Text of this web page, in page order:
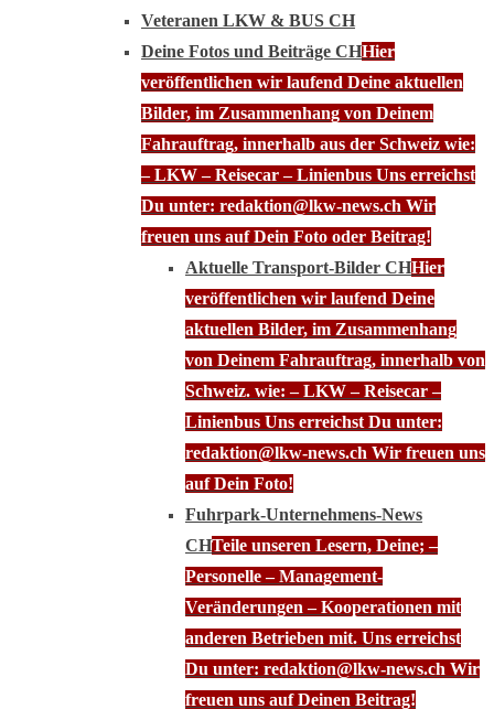
Veteranen LKW & BUS CH
Deine Fotos und Beiträge CHHier
veröffentlichen wir laufend Deine aktuellen
Bilder, im Zusammenhang von Deinem
Fahrauftrag, innerhalb aus der Schweiz wie:
– LKW – Reisecar – Linienbus Uns erreichst
Du unter: redaktion@lkw-news.ch Wir
freuen uns auf Dein Foto oder Beitrag!
Aktuelle Transport-Bilder CHHier
veröffentlichen wir laufend Deine
aktuellen Bilder, im Zusammenhang
von Deinem Fahrauftrag, innerhalb von
Schweiz. wie: – LKW – Reisecar –
Linienbus Uns erreichst Du unter:
redaktion@lkw-news.ch Wir freuen uns
auf Dein Foto!
Fuhrpark-Unternehmens-News
CHTeile unseren Lesern, Deine; –
Personelle – Management-
Veränderungen – Kooperationen mit
anderen Betrieben mit. Uns erreichst
Du unter: redaktion@lkw-news.ch Wir
freuen uns auf Deinen Beitrag!